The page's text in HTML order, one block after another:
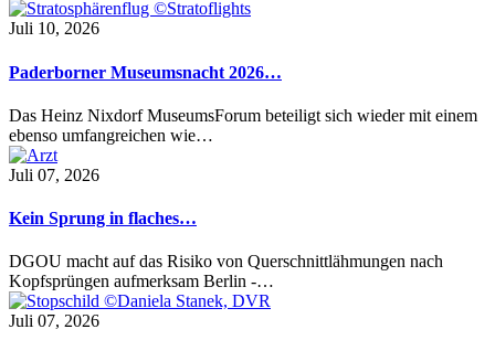
Juli 10, 2026
Paderborner Museumsnacht 2026…
Das Heinz Nixdorf MuseumsForum beteiligt sich wieder mit einem
ebenso umfangreichen wie…
Juli 07, 2026
Kein Sprung in flaches…
DGOU macht auf das Risiko von Querschnittlähmungen nach
Kopfsprüngen aufmerksam Berlin -…
Juli 07, 2026